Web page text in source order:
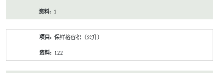
1
保鲜格容积（公升）
122